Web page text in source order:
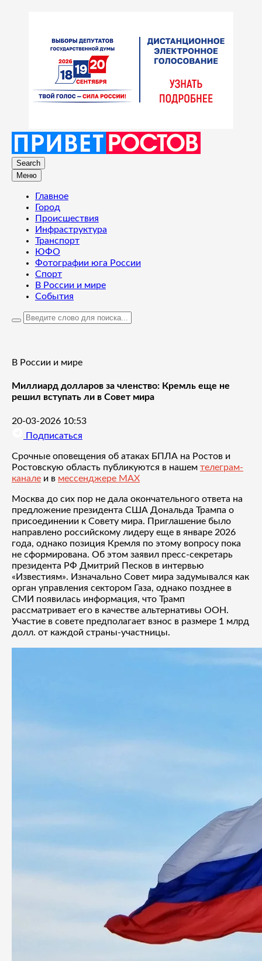
Search
Меню
Главное
Город
Происшествия
Инфраструктура
Транспорт
ЮФО
Фотографии юга России
Спорт
В России и мире
События
В России и мире
Миллиард долларов за членство: Кремль еще не
решил вступать ли в Совет мира
20-03-2026 10:53
Подписаться
Срочные оповещения об атаках БПЛА на Ростов и
Ростовскую область публикуются в нашем телеграм-
канале и в мессенджере MAX
Москва до сих пор не дала окончательного ответа на
предложение президента США Дональда Трампа о
присоединении к Совету мира. Приглашение было
направлено российскому лидеру еще в январе 2026
года, однако позиция Кремля по этому вопросу пока
не сформирована. Об этом заявил пресс-секретарь
президента РФ Дмитрий Песков в интервью
«Известиям». Изначально Совет мира задумывался как
орган управления сектором Газа, однако позднее в
СМИ появилась информация, что Трамп
рассматривает его в качестве альтернативы ООН.
Участие в совете предполагает взнос в размере 1 млрд
долл. от каждой страны-участницы.